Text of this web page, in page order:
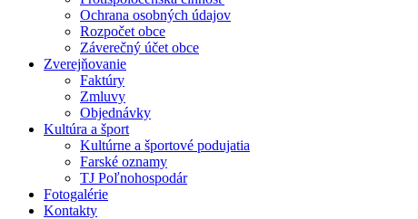
Ochrana osobných údajov
Rozpočet obce
Záverečný účet obce
Zverejňovanie
Faktúry
Zmluvy
Objednávky
Kultúra a šport
Kultúrne a športové podujatia
Farské oznamy
TJ Poľnohospodár
Fotogalérie
Kontakty